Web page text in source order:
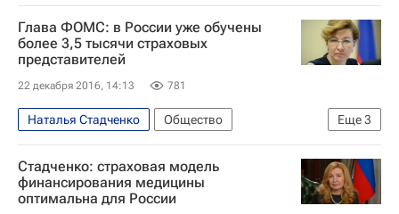
Обязательное медицинское страхование
Россия
Глава ФОМС: в России уже обучены
более 3,5 тысячи страховых
представителей
22 декабря 2016, 14:13 781
Еще3
Наталья Стадченко
Общество
Обязательное медицинское страхование
Федеральный фонд обязательного медицинского страхования РФ
Россия
Стадченко: страховая модель
финансирования медицины
оптимальна для России